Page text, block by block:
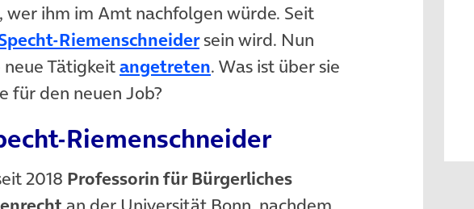
ihm im Amt nachfolgen würde. Seit
Riemenschneider(öffnet in neuem Tab)
sein wird. Nun
Tätigkeitangetreten(öffnet in neuem Tab)
. Was ist über sie
für den neuen Job?
Riemenschneider
2018 Professorin für Bürgerliches